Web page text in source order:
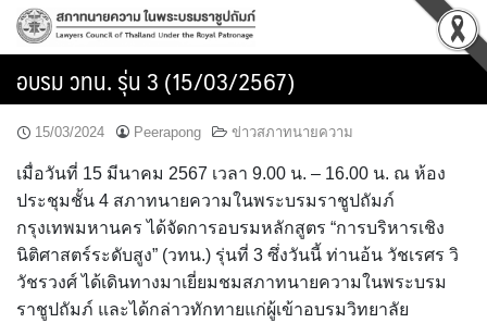
Skip
อบรม วทน. รุ่น 3 (15/03/2567)
15/03/2024 Peerapong ข่าวสภาทนายความ
เมื่อวันที่ 15 มีนาคม 2567 เวลา 9.00 น. – 16.00 น. ณ ห้อง
ประชุมชั้น 4 สภาทนายความในพระบรมราชูปถัมภ์
กรุงเทพมหานคร ได้จัดการอบรมหลักสูตร “การบริหารเชิง
นิติศาสตร์ระดับสูง” (วทน.) รุ่นที่ 3 ซึ่งวันนี้ ท่านอ้น วัชเรศร วิ
วัชรวงศ์ ได้เดินทางมาเยี่ยมชมสภาทนายความในพระบรม
ราชูปถัมภ์ และได้กล่าวทักทายแก่ผู้เข้าอบรมวิทยาลัย